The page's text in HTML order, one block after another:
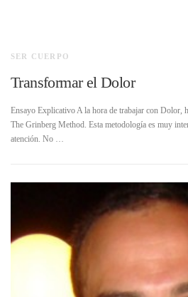
SER CUERPO
Transformar el Dolor
Ensayo Explicativo A la hora de trabajar con Dolor,
The Grinberg Method. Esta metodología es muy
atención. No …